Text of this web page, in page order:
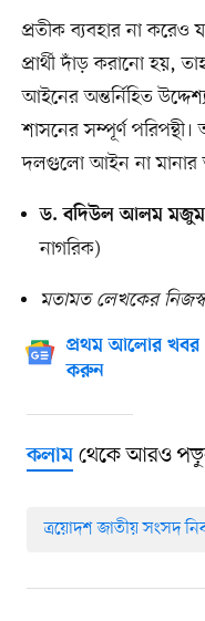
প্রতীক ব্যবহার না করেও
প্রার্থী দাঁড় করানো হয়,
আইনের অন্তর্নিহিত
শাসনের সম্পূর্ণ
দলগুলো আইন না মানার
ড. বদিউল আলম
নাগরিক)
মতামত লেখকের নিজস্ব
প্রথম আলোর খবর
করুন
কলামথেকে আরও
ত্রয়োদশ জাতীয় সংসদ